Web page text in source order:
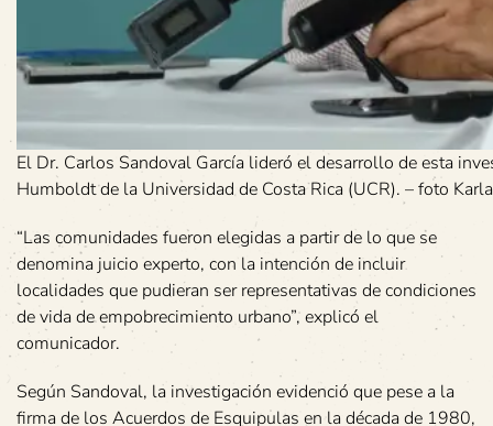
El Dr. Carlos Sandoval García lideró el desarrollo de esta
Humboldt de la Universidad de Costa Rica (UCR). – foto
“Las comunidades fueron elegidas a partir de lo que se
denomina juicio experto, con la intención de incluir
localidades que pudieran ser representativas de condiciones
de vida de empobrecimiento urbano”, explicó el
comunicador.
Según Sandoval, la investigación evidenció que pese a la
firma de los Acuerdos de Esquipulas en la década de 1980,